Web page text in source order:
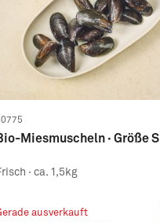
Miesmuscheln · Größe S
· ca. 1,5kg
ausverkauft